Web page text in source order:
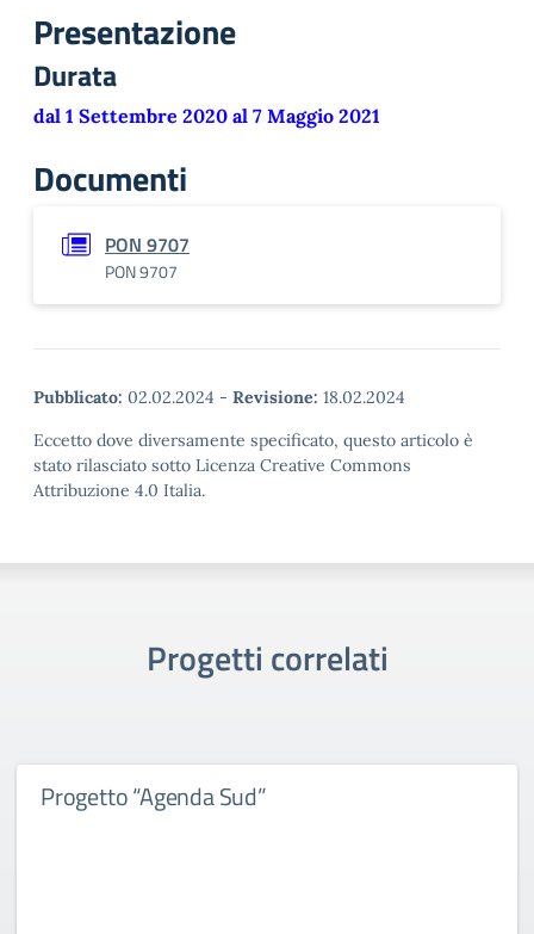
Presentazione
Durata
dal 1 Settembre 2020 al 7 Maggio 2021
Documenti
PON 9707
PON 9707
Pubblicato: 02.02.2024 - Revisione: 18.02.2024
Eccetto dove diversamente specificato, questo articolo è
stato rilasciato sotto Licenza Creative Commons
Attribuzione 4.0 Italia.
Progetti correlati
Progetto “Agenda Sud”